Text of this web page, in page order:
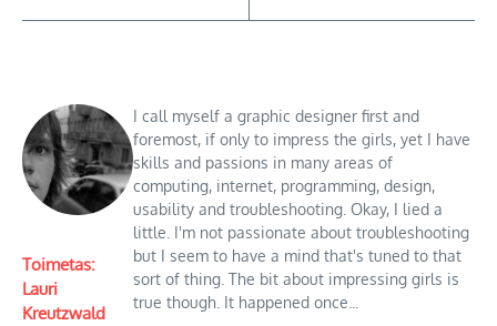
Toimetas:
Lauri
Kreutzwald
I call myself a graphic designer first and
foremost, if only to impress the girls, yet I have
skills and passions in many areas of
computing, internet, programming, design,
usability and troubleshooting. Okay, I lied a
little. I'm not passionate about troubleshooting
but I seem to have a mind that's tuned to that
sort of thing. The bit about impressing girls is
true though. It happened once...